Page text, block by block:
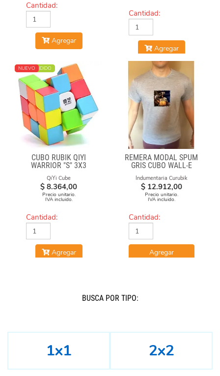
Cantidad:
Agregar
Cantidad:
Agregar
MÁS VENDIDO
NUEVO
CUBO RUBIK QIYI
WARRIOR "S" 3X3
STICKERLESS
QiYi Cube
$ 8.364,00
Precio unitario.
IVA incluido.
Cantidad:
Agregar
REMERA MODAL SPUM
GRIS CUBO WALL-E
Indumentaria Curubik
$ 12.912,00
Precio unitario.
IVA incluido.
Cantidad:
Agregar
BUSCÁ POR TIPO:
1x1 2x2